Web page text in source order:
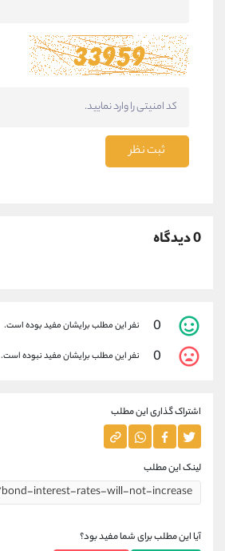
ثبت نظر
0 دیدگاه
0 نفر این مطلب برایشان مفید بوده است.
0 نفر این مطلب برایشان مفید نبوده است.
اشتراک گذاری این مطلب
لینک این مطلب
آیا این مطلب برای شما مفید بود؟